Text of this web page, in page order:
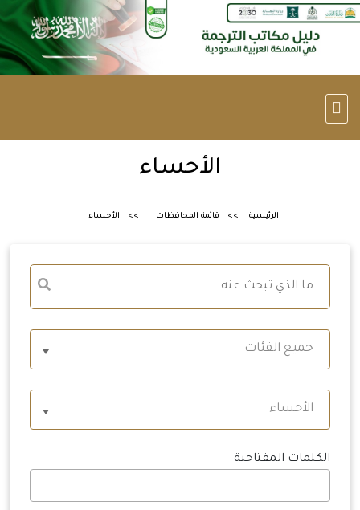
الأحساء
الرئيسية قائمة المحافظات الأحساء
جميع الفئات
الأحساء
الكلمات المفتاحية